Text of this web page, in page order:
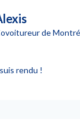
de
rendu !